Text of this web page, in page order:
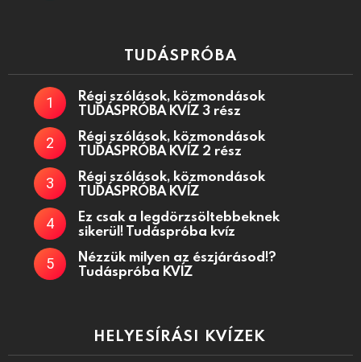
TUDÁSPRÓBA
Régi szólások, közmondások
TUDÁSPRÓBA KVÍZ 3 rész
Régi szólások, közmondások
TUDÁSPRÓBA KVÍZ 2 rész
Régi szólások, közmondások
TUDÁSPRÓBA KVÍZ
Ez csak a legdörzsöltebbeknek
sikerül! Tudáspróba kvíz
Nézzük milyen az észjárásod!?
Tudáspróba KVÍZ
HELYESÍRÁSI KVÍZEK